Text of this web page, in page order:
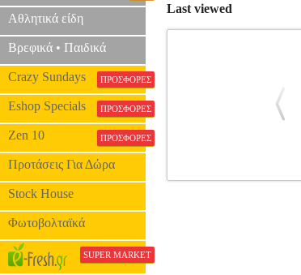
Αθλητικά είδη
Βρεφικά • Παιδικά
Crazy Sundays ΠΡΟΣΦΟΡΕΣ
Eshop Specials ΠΡΟΣΦΟΡΕΣ
Zen 10 ΠΡΟΣΦΟΡΕΣ
Προτάσεις Για Δώρα
Stock House
Φωτοβολταϊκά
SUPER MARKET
Last viewed